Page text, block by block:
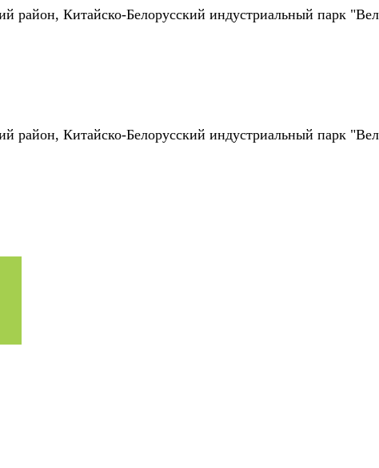
район, Китайско-Белорусский индустриальный парк
район, Китайско-Белорусский индустриальный парк